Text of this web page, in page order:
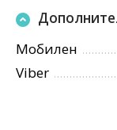
Мобилен
Viber